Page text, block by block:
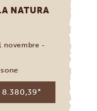
NATURA
novembre -
8.380,39*